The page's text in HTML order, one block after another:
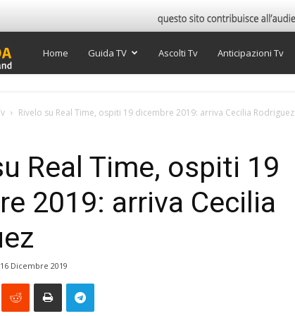
Super
Home Guida TV Ascolti Tv Anticipazioni Tv
Rivelo su Real Time, ospiti 19 dicembre 2019: arriva Cecilia Rodriguez
Real Time, ospiti 19
2019: arriva Cecilia
16 Dicembre 2019